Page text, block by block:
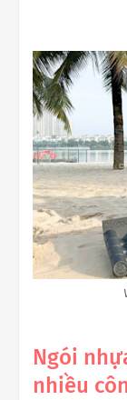
Ngói
nhiều